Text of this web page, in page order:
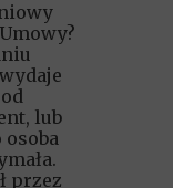
lub
przez